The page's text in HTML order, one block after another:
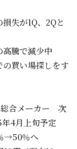
失が1Q、2Qと
騰で減少中
買い場探しをす
合メーカー 次
4月上旬予定
→50％へ